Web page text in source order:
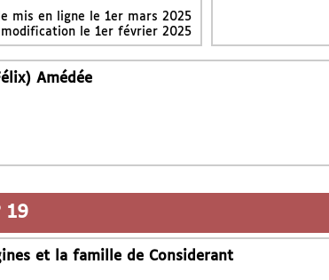
mis en ligne le 1er mars 2025
le 1er février 2025
Amédée
19
et la famille de Considerant